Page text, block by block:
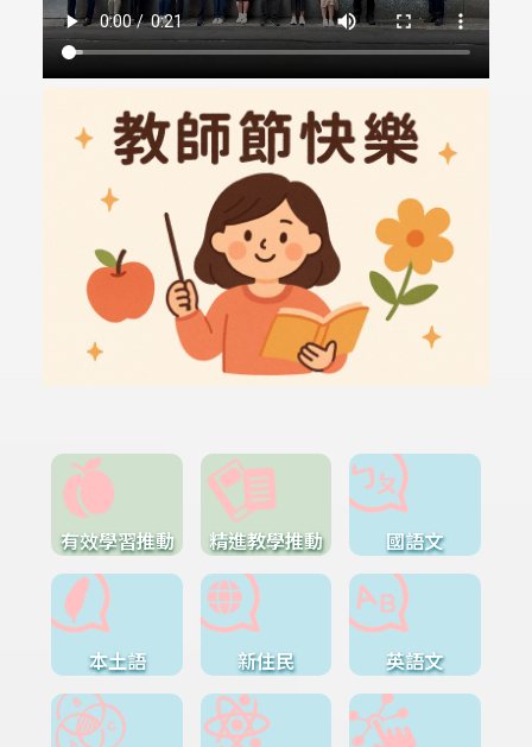
有效學習推動 精進教學推動 國語文
本土語 新住民 英語文